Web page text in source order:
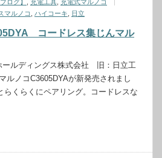
ログ】 充電工具 充電式マルノコ
マルノコ ハイコーキ 日立
コードレス集じんマル
ールディングス株式会社 旧：日立工
ルノコC3605DYAが新発売されまし
らくらくにペアリング。コードレスな